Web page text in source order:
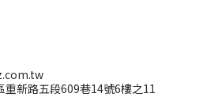
重新路五段609巷14號6樓之11